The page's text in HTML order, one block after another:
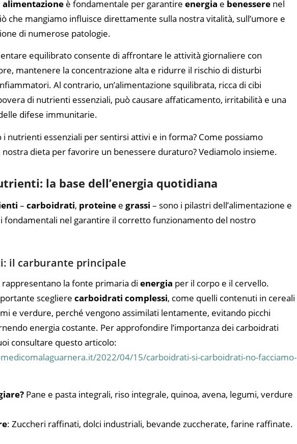
è fondamentale per garantire energia e benessere nel
che mangiamo influisce direttamente sulla nostra vitalità, sull’umore e
di numerose patologie.
equilibrato consente di affrontare le attività giornaliere con
mantenere la concentrazione alta e ridurre il rischio di disturbi
Al contrario, un’alimentazione squilibrata, ricca di cibi
di nutrienti essenziali, può causare affaticamento, irritabilità e una
difese immunitarie.
i nutrienti essenziali per sentirsi attivi e in forma? Come possiamo
dieta per favorire un benessere duraturo? Vediamolo insieme.
la base dell’energia quotidiana
– carboidrati, proteine e grassi – sono i pilastri dell’alimentazione e
fondamentali nel garantire il corretto funzionamento del nostro
il carburante principale
rappresentano la fonte primaria di energia per il corpo e il cervello.
scegliere carboidrati complessi, come quelli contenuti in cereali
e verdure, perché vengono assimilati lentamente, evitando picchi
energia costante. Per approfondire l’importanza dei carboidrati
consultare questo articolo:
2022/04/15/carboidrati-si-carboidrati-no-facciamo-
Pane e pasta integrali, riso integrale, quinoa, avena, legumi, verdure
: Zuccheri raffinati, dolci industriali, bevande zuccherate, farine raffinate.